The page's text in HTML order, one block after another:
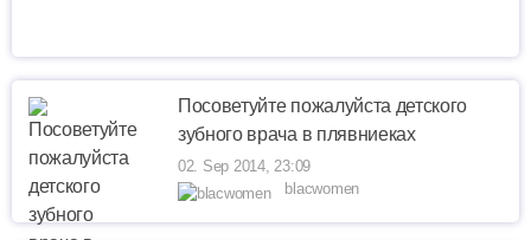
Посоветуйте пожалуйста детского
зубного врача в плявниеках
02. Sep 2014, 23:09
blacwomen